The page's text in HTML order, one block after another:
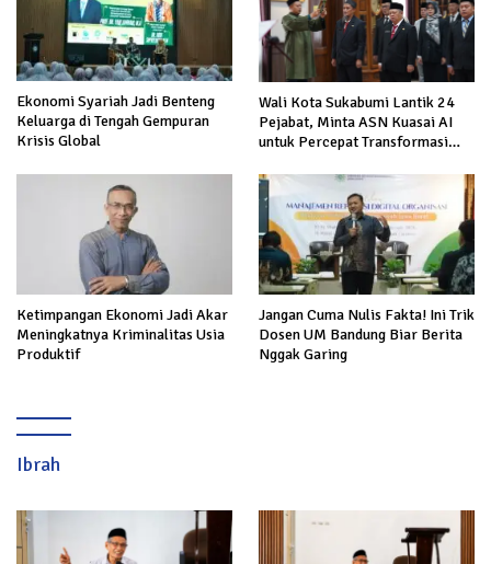
Ekonomi Syariah Jadi Benteng
Keluarga di Tengah Gempuran
Krisis Global
Wali Kota Sukabumi Lantik 24
Pejabat, Minta ASN Kuasai AI
untuk Percepat Transformasi
Ketimpangan Ekonomi Jadi Akar
Meningkatnya Kriminalitas Usia
Produktif
Jangan Cuma Nulis Fakta! Ini Trik
Dosen UM Bandung Biar Berita
Nggak Garing
Ibrah